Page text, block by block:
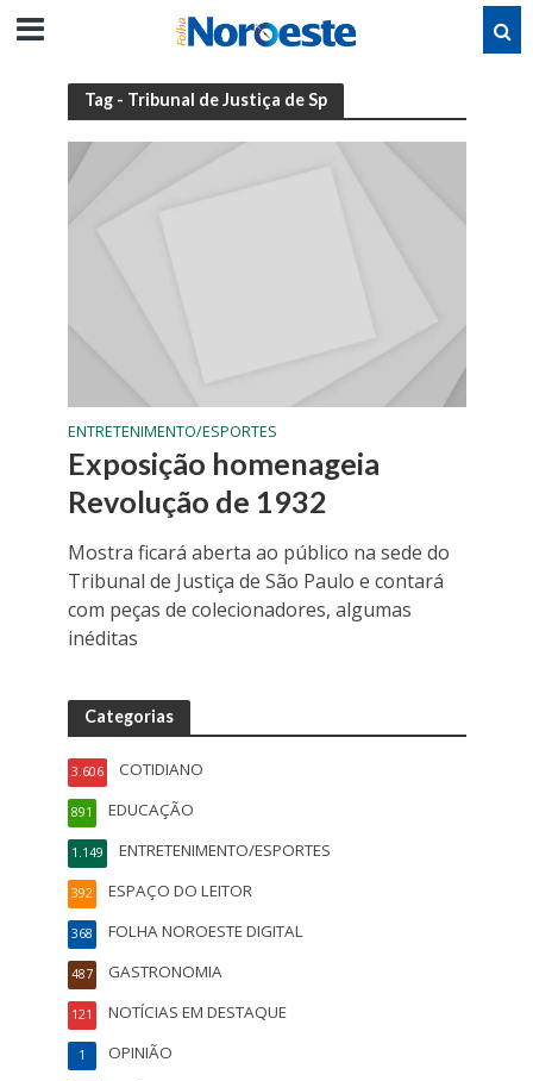
Tag - Tribunal de Justiça de Sp
ENTRETENIMENTO/ESPORTES
Exposição homenageia
Revolução de 1932
Mostra ficará aberta ao público na sede do
Tribunal de Justiça de São Paulo e contará
com peças de colecionadores, algumas
inéditas
Categorias
COTIDIANO
3.606
EDUCAÇÃO
891
ENTRETENIMENTO/ESPORTES
1.149
ESPAÇO DO LEITOR
392
FOLHA NOROESTE DIGITAL
368
GASTRONOMIA
487
NOTÍCIAS EM DESTAQUE
121
OPINIÃO
1